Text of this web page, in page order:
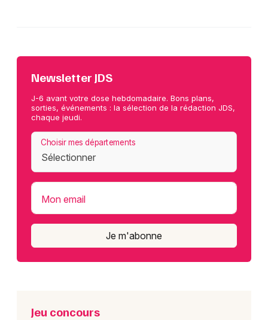
Newsletter JDS
J-6 avant votre dose hebdomadaire. Bons plans,
sorties, événements : la sélection de la rédaction JDS,
chaque jeudi.
Choisir mes départements
Mon email
Je m'abonne
Jeu concours